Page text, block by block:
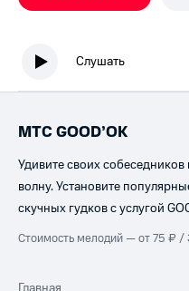
Слушать
МТС GOOD’OK
Удивите своих
волну. Установите
скучных гудков с услугой
Стоимость мелодий — от 75 ₽ /